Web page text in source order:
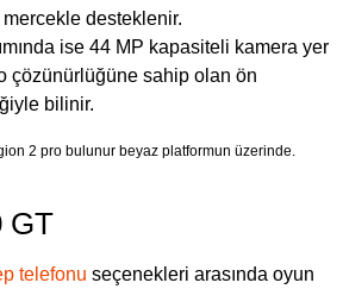
desteklenir.
ise 44 MP kapasiteli kamera yer
çözünürlüğüne sahip olan ön
bilinir.
GT
telefonu seçenekleri arasında oyun